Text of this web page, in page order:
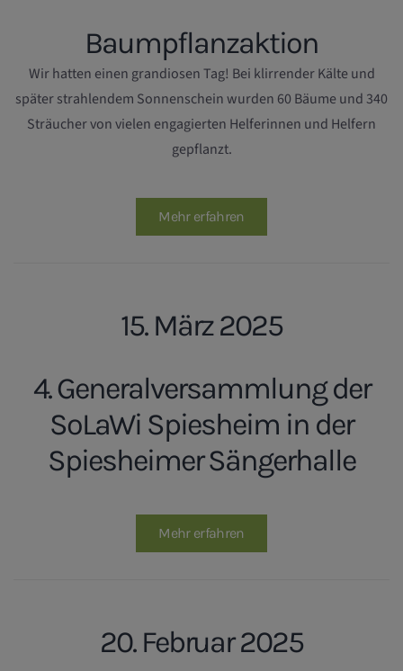
Baumpflanzaktion
Wir hatten einen grandiosen Tag! Bei klirrender Kälte und
später strahlendem Sonnenschein wurden 60 Bäume und 340
Sträucher von vielen engagierten Helferinnen und Helfern
gepflanzt.
Mehr erfahren
15. März 2025
4. Generalversammlung der
SoLaWi Spiesheim in der
Spiesheimer Sängerhalle
Mehr erfahren
20. Februar 2025